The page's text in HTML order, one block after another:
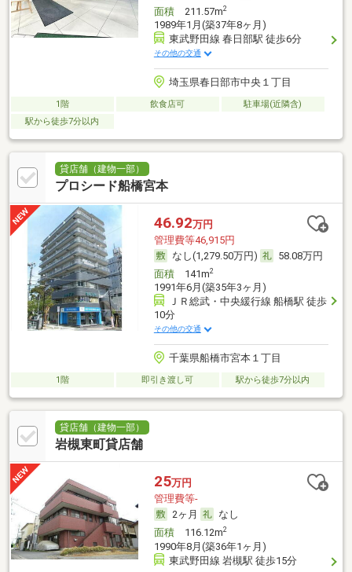
面積211.57m2
1989年1月(築37年8ヶ月)
東武野田線 春日部駅 徒歩6分
その他の交通
埼玉県春日部市中央１丁目
1階 飲食店可
駐車場(近隣含)
駅から徒歩7分以内
貸店舗（建物一部）
プロシード船橋宮本
46.92万円
管理費等46,915円
なし(1,279.50万円)
58.08万円
面積141m2
1991年6月(築35年3ヶ月)
ＪＲ総武・中央緩行線 船橋駅 徒歩
10分
その他の交通
千葉県船橋市宮本１丁目
1階 即引き渡し可 駅から徒歩7分以内
貸店舗（建物一部）
岩槻東町貸店舗
25万円
管理費等-
2ヶ月
なし
面積116.12m2
1990年8月(築36年1ヶ月)
東武野田線 岩槻駅 徒歩15分